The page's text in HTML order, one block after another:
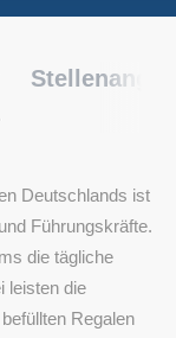
Deutschlands ist
Führungskräfte.
die tägliche
leisten die
Regalen